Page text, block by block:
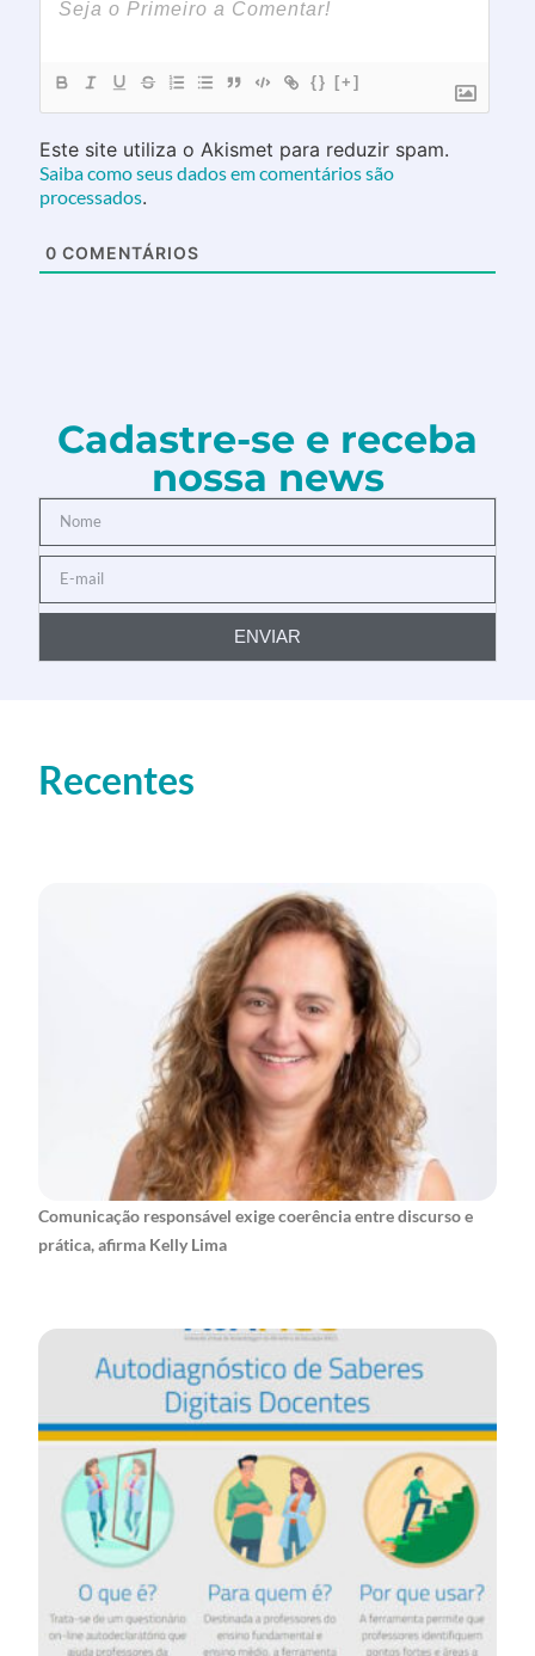
{} [+]
Este site utiliza o Akismet para reduzir spam.
Saiba como seus dados em comentários são
processados.
0 COMENTÁRIOS
Cadastre-se e receba
nossa news
ENVIAR
Recentes
Comunicação responsável exige coerência entre discurso e
prática, afirma Kelly Lima